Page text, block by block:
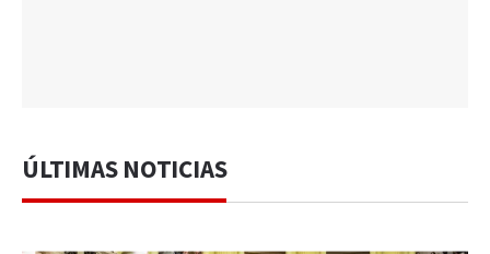
ÚLTIMAS NOTICIAS